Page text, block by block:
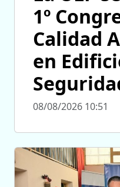
1º
Calidad
en
08/08/2026 10:51